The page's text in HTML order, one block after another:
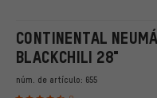
CONTINENTAL
BLACKCHILI 28"
núm. de artículo: 655